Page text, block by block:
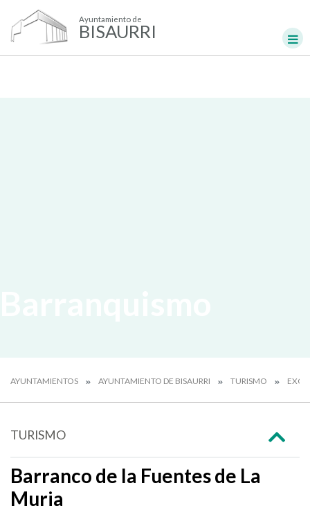
Ayuntamiento de
BISAURRI
AYUNTAMIENTOS AYUNTAMIENTO DE BISAURRI TURISMO
TURISMO
Barranco de la Fuentes de La
Muria